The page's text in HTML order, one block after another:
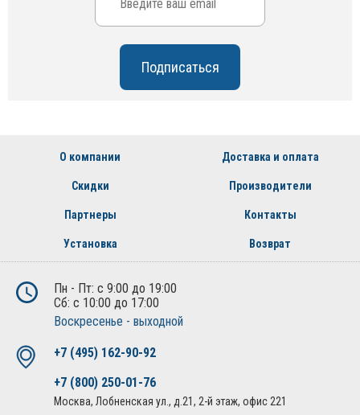
О компании Доставка и оплата
Скидки Производители
Партнеры Контакты
Установка Возврат
Пн - Пт: с 9:00 до 19:00
Сб: с 10:00 до 17:00
Воскресенье - выходной
+7 (495) 162-90-92
+7 (800) 250-01-76
Москва, Лобненская ул., д.21, 2-й этаж, офис 221